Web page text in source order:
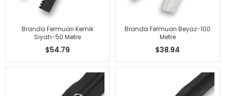
Branda Fermuarı Kemik
Siyah-50 Metre
$54.79
Branda Fermuarı Beyaz-100
Metre
$38.94